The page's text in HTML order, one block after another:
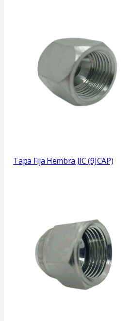
Tapa Fija Hembra JIC (9JCAP)